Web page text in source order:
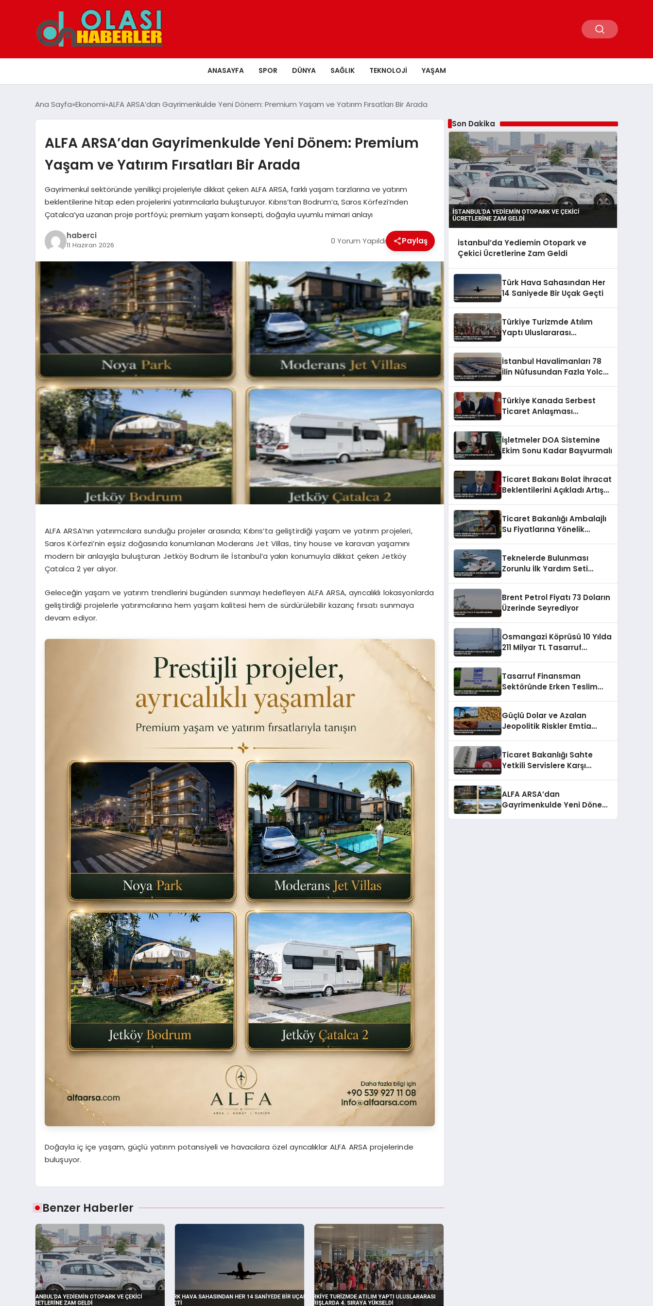
ANASAYFA SPOR DÜNYA SAĞLIK TEKNOLOJI YAŞAM
Ana Sayfa Ekonomi ALFA ARSA’dan Gayrimenkulde Yeni Dönem: Premium Yaşam ve Yatırım Fırsatları Bir Arada
ALFA ARSA’dan Gayrimenkulde Yeni Dönem: Premium
Yaşam ve Yatırım Fırsatları Bir Arada
Gayrimenkul sektöründe yenilikçi projeleriyle dikkat çeken ALFA ARSA, farklı yaşam tarzlarına ve yatırım
beklentilerine hitap eden projelerini yatırımcılarla buluşturuyor. Kıbrıs’tan Bodrum’a, Saros Körfezi’nden
Çatalca’ya uzanan proje portföyü; premium yaşam konsepti, doğayla uyumlu mimari anlayı
haberci
11 Haziran 2026 0 Yorum Yapıldı Paylaş
ALFA ARSA’nın yatırımcılara sunduğu projeler arasında; Kıbrıs’ta geliştirdiği yaşam ve yatırım projeleri,
Saros Körfezi’nin eşsiz doğasında konumlanan Moderans Jet Villas, tiny house ve karavan yaşamını
modern bir anlayışla buluşturan Jetköy Bodrum ile İstanbul’a yakın konumuyla dikkat çeken Jetköy
Çatalca 2 yer alıyor.
Geleceğin yaşam ve yatırım trendlerini bugünden sunmayı hedefleyen ALFA ARSA, ayrıcalıklı lokasyonlarda
geliştirdiği projelerle yatırımcılarına hem yaşam kalitesi hem de sürdürülebilir kazanç fırsatı sunmaya
devam ediyor.
Doğayla iç içe yaşam, güçlü yatırım potansiyeli ve havacılara özel ayrıcalıklar ALFA ARSA projelerinde
buluşuyor.
Benzer Haberler
Son Dakika
İstanbul’da Yediemin Otopark ve
Çekici Ücretlerine Zam Geldi
Türk Hava Sahasından Her
14 Saniyede Bir Uçak Geçti
Türkiye Turizmde Atılım
Yaptı Uluslararası
İstanbul Havalimanları 78
İlin Nüfusundan Fazla Yolcu
Türkiye Kanada Serbest
Ticaret Anlaşması
İşletmeler DOA Sistemine
Ekim Sonu Kadar Başvurmalı
Ticaret Bakanı Bolat İhracat
Beklentilerini Açıkladı Artış
Ticaret Bakanlığı Ambalajlı
Su Fiyatlarına Yönelik
Teknelerde Bulunması
Zorunlu İlk Yardım Seti
Brent Petrol Fiyatı 73 Doların
Üzerinde Seyrediyor
Osmangazi Köprüsü 10 Yılda
211 Milyar TL Tasarruf
Tasarruf Finansman
Sektöründe Erken Teslim
Güçlü Dolar ve Azalan
Jeopolitik Riskler Emtia
Ticaret Bakanlığı Sahte
Yetkili Servislere Karşı
ALFA ARSA’dan
Gayrimenkulde Yeni Dönem: